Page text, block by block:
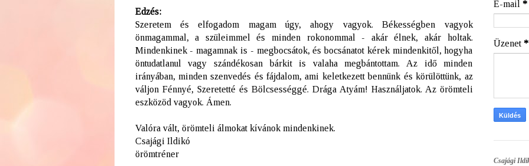
Edzés:
Szeretem és elfogadom magam úgy, ahogy vagyok. Békességben vagyok
önmagammal, a szüleimmel és minden rokonommal - akár élnek, akár holtak.
Mindenkinek - magamnak is - megbocsátok, és bocsánatot kérek mindenkitől, hogyha
öntudatlanul vagy szándékosan bárkit is valaha megbántottam. Az idő minden
irányában, minden szenvedés és fájdalom, ami keletkezett bennünk és körülöttünk, az
váljon Fénnyé, Szeretetté és Bölcsességgé. Drága Atyám! Használjatok. Az örömteli
eszközöd vagyok. Ámen.
Valóra vált, örömteli álmokat kívánok mindenkinek.
Csajági Ildikó
örömtréner
E-mail *
Üzenet *
Csajági